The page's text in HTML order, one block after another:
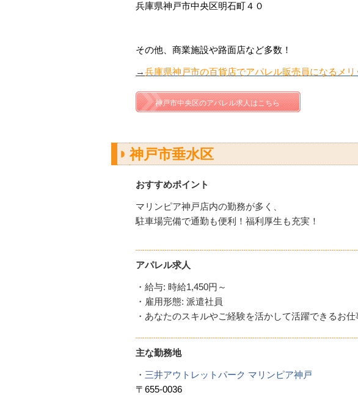
兵庫県神戸市中央区明石町４０
その他、商業施設や路面店など多数！
→兵庫県神戸市の百貨店でアパレル販売員になるメリ
神戸市中央区のアパレル求人はこちら
神戸市垂水区
おすすめポイント
マリンピア神戸店内の勤務が多く、
駐車場完備で通勤も便利！福利厚生も充実！
アパレル求人
・給与: 時給1,450円～
・雇用形態: 派遣社員
・あなたのスキルやご経験を活かして活躍できるお仕
主な勤務地
・ 三井アウトレットパーク マリンピア神戸
〒655-0036